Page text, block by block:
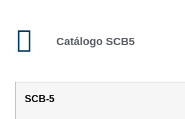
Catálogo SCB5
SCB-5